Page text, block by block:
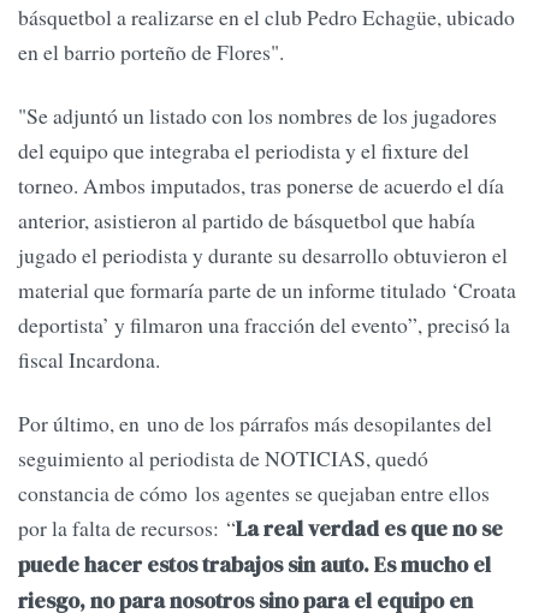
básquetbol a realizarse en el club Pedro Echagüe, ubicado
en el barrio porteño de Flores".
"Se adjuntó un listado con los nombres de los jugadores
del equipo que integraba el periodista y el fixture del
torneo. Ambos imputados, tras ponerse de acuerdo el día
anterior, asistieron al partido de básquetbol que había
jugado el periodista y durante su desarrollo obtuvieron el
material que formaría parte de un informe titulado ‘Croata
deportista’ y filmaron una fracción del evento”, precisó la
fiscal Incardona.
Por último, en uno de los párrafos más desopilantes del
seguimiento al periodista de NOTICIAS, quedó
constancia de cómo los agentes se quejaban entre ellos
por la falta de recursos: “La real verdad es que no se
puede hacer estos trabajos sin auto. Es mucho el
riesgo, no para nosotros sino para el equipo en